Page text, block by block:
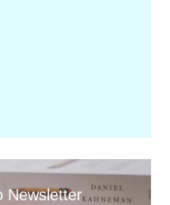
Newsletter